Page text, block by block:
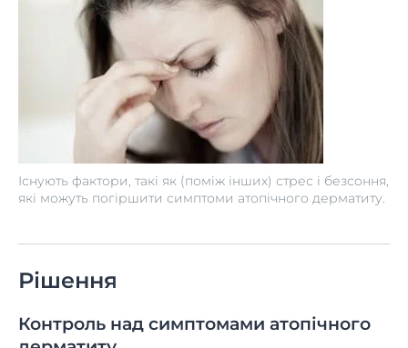
Існують фактори, такі як (поміж інших) стрес і безсоння,
які можуть погіршити симптоми атопічного дерматиту.
Рішення
Контроль над симптомами атопічного